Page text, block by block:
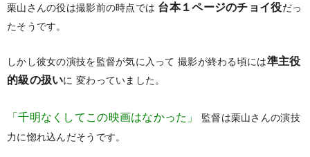
栗山さんの役は撮影前の時点では 台本１ページのチョイ役だっ
たそうです。
しかし彼女の演技を監督が気に入って 撮影が終わる頃には準主役
的級の扱いに 変わっていました。
「千明なくしてこの映画はなかった」
監督は栗山さんの演技
力に惚れ込んだそうです。